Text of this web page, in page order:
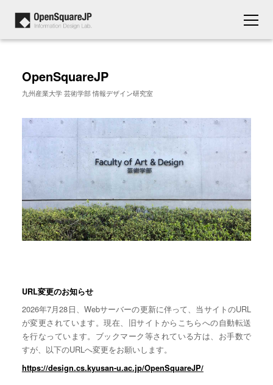
OpenSquareJP
九州産業大学 芸術学部 情報デザイン研究室
URL変更のお知らせ
2026年7月28日、Webサーバーの更新に伴って、当サイトのURL
が変更されています。現在、旧サイトからこちらへの自動転送
を行なっています。ブックマーク等されている方は、お手数で
すが、以下のURLへ変更をお願いします。
https://design.cs.kyusan-u.ac.jp/OpenSquareJP/